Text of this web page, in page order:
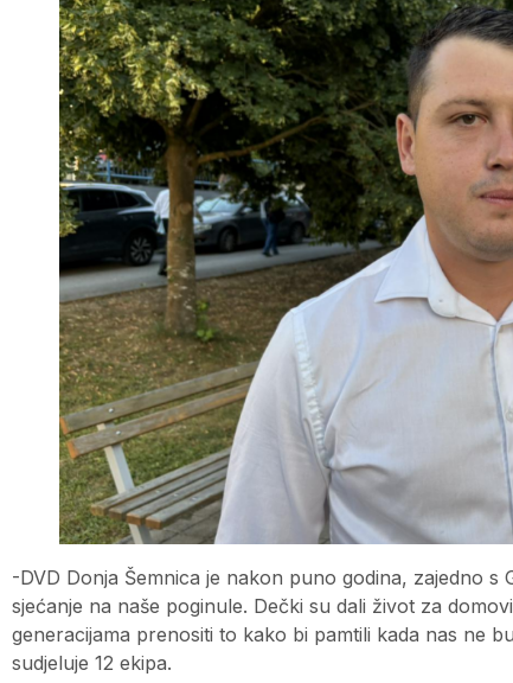
-DVD Donja Šemnica je nakon puno godina, zajedno
sjećanje na naše poginule. Dečki su dali život za
generacijama prenositi to kako bi pamtili kada nas ne
sudjeluje 12 ekipa.